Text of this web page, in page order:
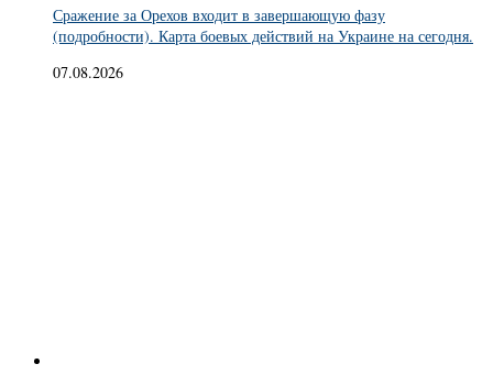
Сражение за Орехов входит в завершающую фазу
(подробности). Карта боевых действий на Украине на сегодня.
07.08.2026